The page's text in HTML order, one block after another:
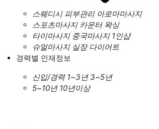
스웨디시 피부관리 아로마마사지
스포츠마사지 카운터 왁싱
타이마사지 중국마사지 1인샵
슈얼마사지 실장 다이어트
경력별 인재정보
신입/경력 1~3년 3~5년
5~10년 10년이상